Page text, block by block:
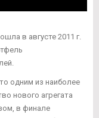
в августе 2011 г.
одним из наиболее
нового агрегата
в финале